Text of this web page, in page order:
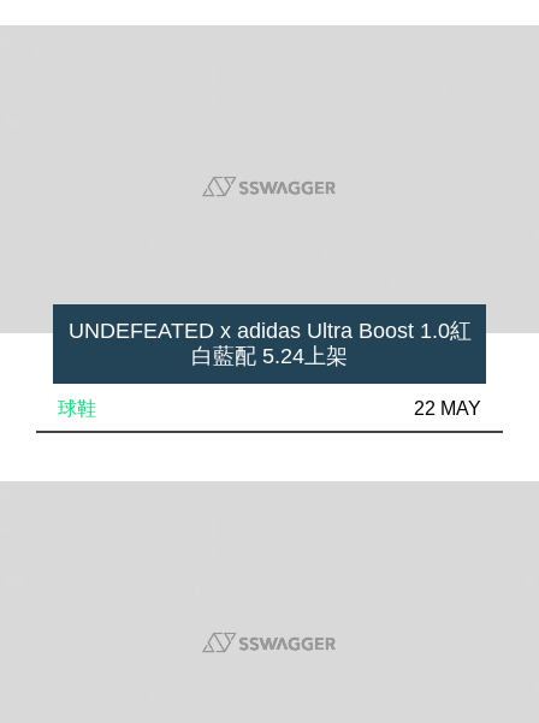
UNDEFEATED x adidas Ultra Boost 1.0紅
白藍配 5.24上架
球鞋 22 MAY